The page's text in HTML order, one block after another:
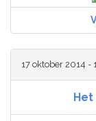
17 oktober 2014 -
Het